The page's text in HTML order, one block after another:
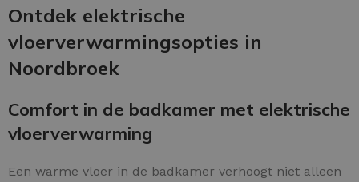
Ontdek elektrische
vloerverwarmingsopties in
Noordbroek
Comfort in de badkamer met elektrische
vloerverwarming
Een warme vloer in de badkamer verhoogt niet alleen